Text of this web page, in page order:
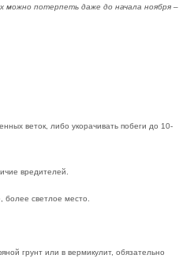
можно потерпеть даже до начала ноября –
веток, либо укорачивать побеги до 10-
вредителей.
более светлое место.
грунт или в вермикулит, обязательно